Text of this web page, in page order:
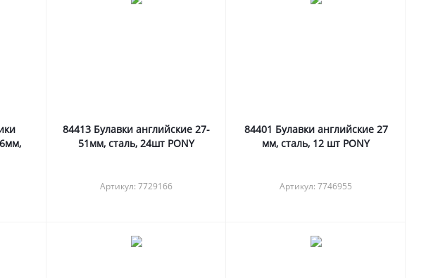
84413 Булавки английские 27-
51мм, сталь, 24шт PONY
Артикул: 7729166
84401 Булавки английские 27
мм, сталь, 12 шт PONY
Артикул: 7746955